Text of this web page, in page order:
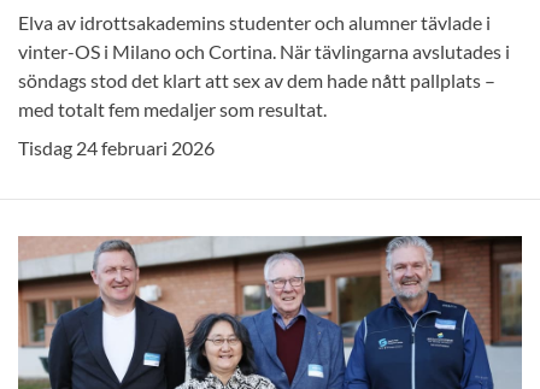
Elva av idrottsakademins studenter och alumner tävlade i
vinter-OS i Milano och Cortina. När tävlingarna avslutades i
söndags stod det klart att sex av dem hade nått pallplats –
med totalt fem medaljer som resultat.
Tisdag 24 februari 2026